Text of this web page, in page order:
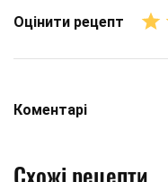
Оцінити рецепт
Коментарі